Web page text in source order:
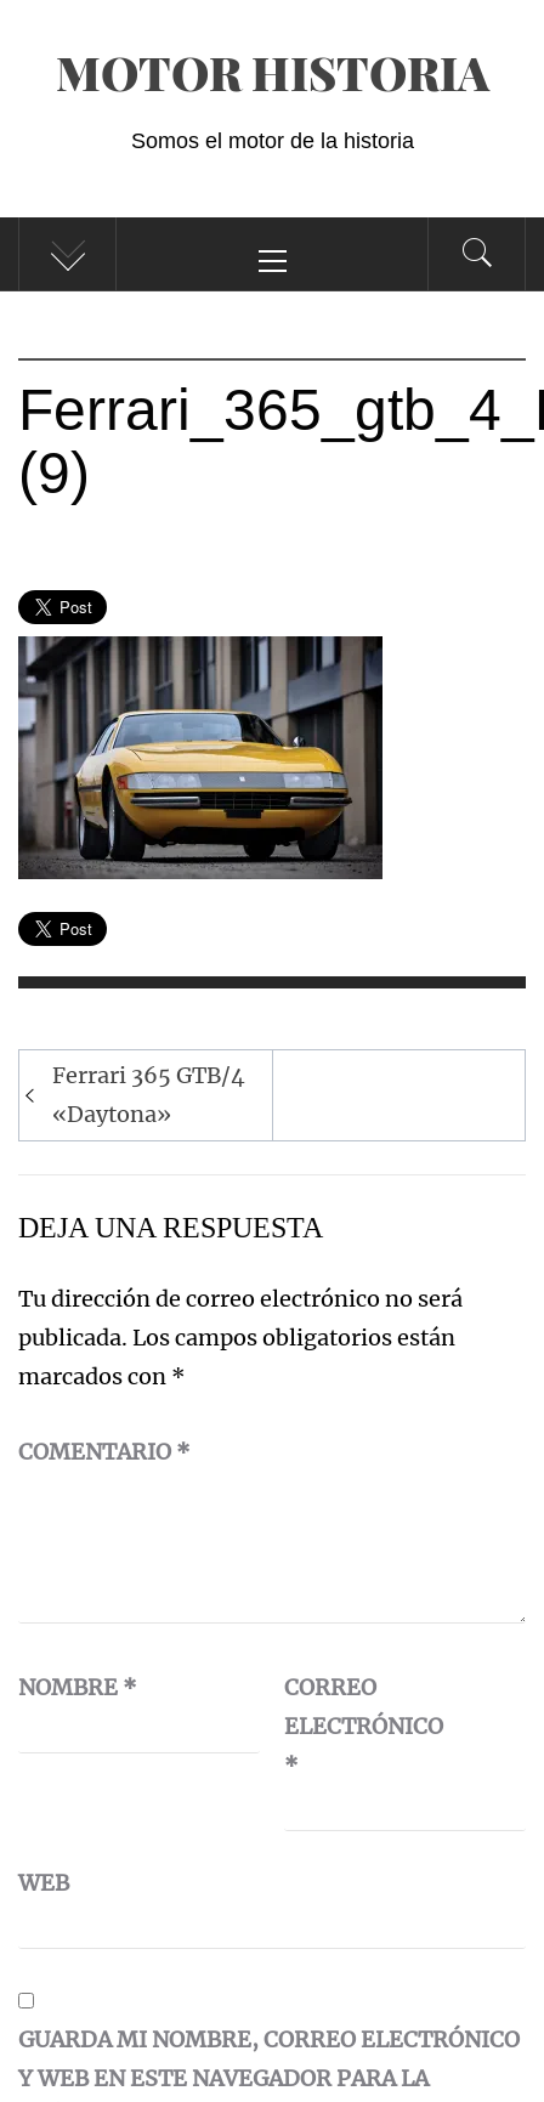
contenidoMOTOR HISTORIA
Somos el motor de la historia
principal
(9)
Navegación
de
entradas
Ferrari 365 GTB/4
«Daytona»
DEJA UNA RESPUESTA
Tu dirección de correo electrónico no será
publicada. Los campos obligatorios están
marcados con *
COMENTARIO *
NOMBRE *
CORREO
ELECTRÓNICO
*
WEB
GUARDA MI NOMBRE, CORREO ELECTRÓNICO
Y WEB EN ESTE NAVEGADOR PARA LA